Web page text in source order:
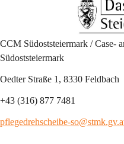
CCM Südoststeiermark / Case-
Südoststeiermark
Oedter Straße 1, 8330 Feldbach
+43 (316) 877 7481
pflegedrehscheibe-